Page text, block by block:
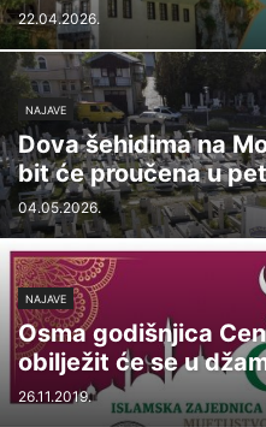
22.04.2026.
NAJAVE
Dova šehidima na
bit će proučena u
04.05.2026.
NAJAVE
Osma godišnjica
obilježit će se u
26.11.2019.